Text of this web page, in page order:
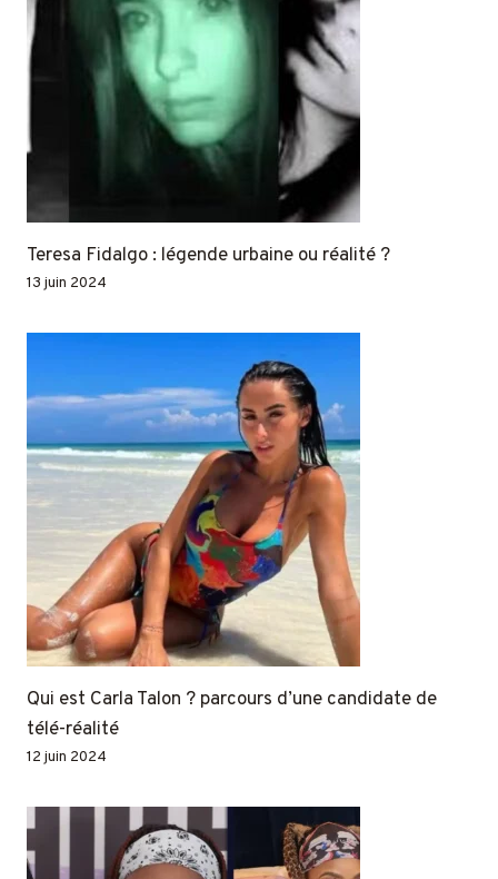
Teresa Fidalgo : légende urbaine ou réalité ?
13 juin 2024
Qui est Carla Talon ? parcours d’une candidate de
télé-réalité
12 juin 2024